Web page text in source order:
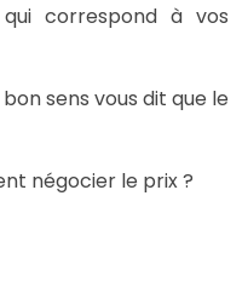
correspond à vos
sens vous dit que le
négocier le prix ?